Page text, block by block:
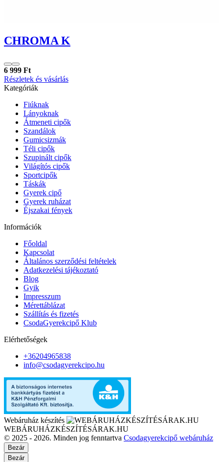
CHROMA K
6 999 Ft
Részletek és vásárlás
Kategóriák
Fiúknak
Lányoknak
Átmeneti cipők
Szandálok
Gumicsizmák
Téli cipők
Szupinált cipők
Világítós cipők
Sportcipők
Táskák
Gyerek cipő
Gyerek ruházat
Éjszakai fények
Információk
Főoldal
Kapcsolat
Általános szerződési feltételek
Adatkezelési tájékoztató
Blog
Gyik
Impresszum
Mérettáblázat
Szállítás és fizetés
CsodaGyerekcipő Klub
Elérhetőségek
+36204965838
info@csodagyerekcipo.hu
Webáruház készítés
WEBÁRUHÁZKÉSZÍTÉSÁRAK.HU
© 2025 - 2026. Minden jog fenntartva Csodagyerekcipő webáruház
Bezár
Bezár